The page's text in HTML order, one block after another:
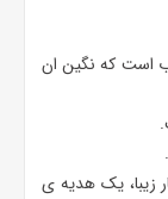
است که نگین ان
زیبا، یک هدیه ی